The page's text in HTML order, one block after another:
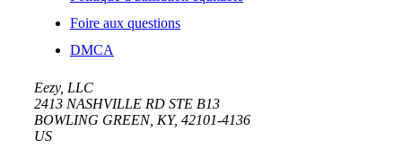
Foire aux questions
DMCA
Eezy, LLC
2413 NASHVILLE RD STE B13
BOWLING GREEN, KY, 42101-4136
US